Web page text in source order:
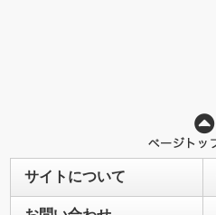
サイトについて